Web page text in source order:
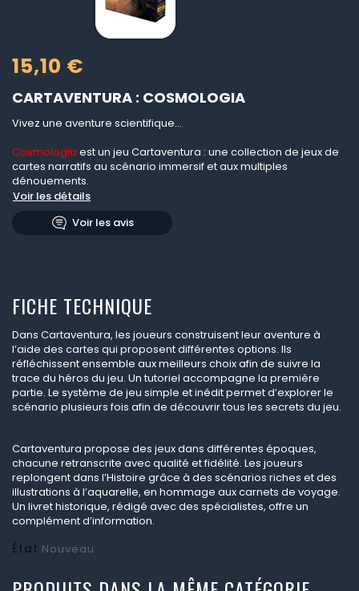
15,10 €
CARTAVENTURA : COSMOLOGIA
Vivez une aventure scientifique...
Cosmologia est un jeu Cartaventura : une collection de jeux de
cartes narratifs au scénario immersif et aux multiples
dénouements.
Voir les détails
Voir les avis
FICHE TECHNIQUE
Dans Cartaventura, les joueurs construisent leur aventure à
l’aide des cartes qui proposent différentes options. Ils
réfléchissent ensemble aux meilleurs choix afin de suivre la
trace du héros du jeu. Un tutoriel accompagne la première
partie. Le système de jeu simple et inédit permet d’explorer le
scénario plusieurs fois afin de découvrir tous les secrets du jeu.
Cartaventura propose des jeux dans différentes époques,
chacune retranscrite avec qualité et fidélité. Les joueurs
replongent dans l’Histoire grâce à des scénarios riches et des
illustrations à l’aquarelle, en hommage aux carnets de voyage.
Un livret historique, rédigé avec des spécialistes, offre un
complément d’information.
État Nouveau